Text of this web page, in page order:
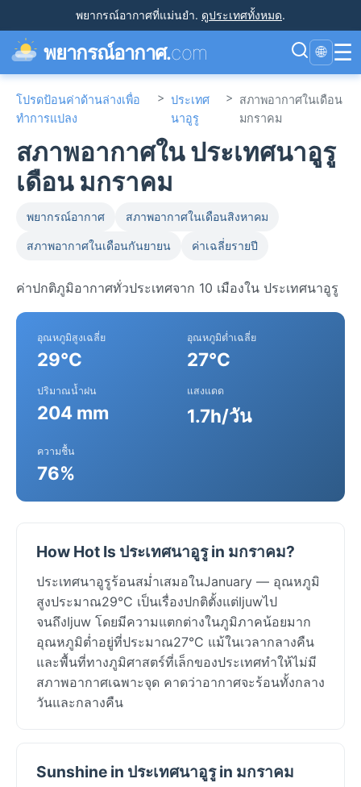
พยากรณ์อากาศที่แม่นยำ. ดูประเทศทั้งหมด.
พยากรณ์อากาศ.com 🌐 ☰
โปรดป้อนค่าด้านล่างเพื่อ
ทำการแปลง
> ประเทศ
นาอูรู
> สภาพอากาศในเดือน
มกราคม
สภาพอากาศใน ประเทศนาอูรู
เดือน มกราคม
พยากรณ์อากาศ สภาพอากาศในเดือนสิงหาคม
สภาพอากาศในเดือนกันยายน ค่าเฉลี่ยรายปี
ค่าปกติภูมิอากาศทั่วประเทศจาก 10 เมืองใน ประเทศนาอูรู
อุณหภูมิสูงเฉลี่ย
29°C
อุณหภูมิต่ำเฉลี่ย
27°C
ปริมาณน้ำฝน
204 mm
แสงแดด
1.7h/วัน
ความชื้น
76%
How Hot Is ประเทศนาอูรู in มกราคม?
ประเทศนาอูรูร้อนสม่ำเสมอในJanuary — อุณหภูมิ
สูงประมาณ29°C เป็นเรื่องปกติตั้งแต่Ijuwไป
จนถึงIjuw โดยมีความแตกต่างในภูมิภาคน้อยมาก
อุณหภูมิต่ำอยู่ที่ประมาณ27°C แม้ในเวลากลางคืน
และพื้นที่ทางภูมิศาสตร์ที่เล็กของประเทศทำให้ไม่มี
สภาพอากาศเฉพาะจุด คาดว่าอากาศจะร้อนทั้งกลาง
วันและกลางคืน
Sunshine in ประเทศนาอูรู in มกราคม